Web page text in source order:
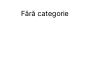
Fără categorie